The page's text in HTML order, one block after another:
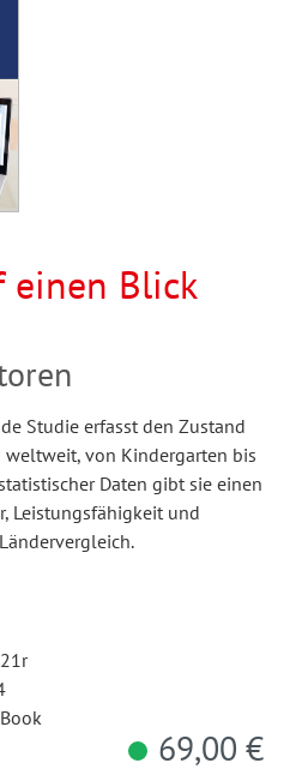
einen Blick
Studie erfasst den Zustand
von Kindergarten bis
Daten gibt sie einen
Leistungsfähigkeit und
69,00 €